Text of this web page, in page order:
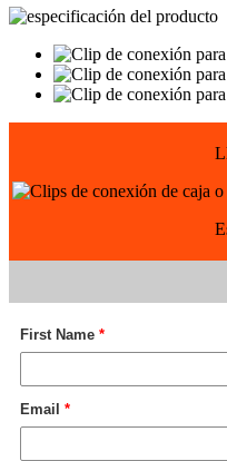
o